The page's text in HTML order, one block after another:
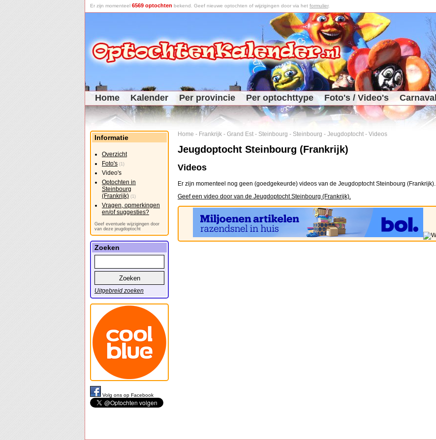
Er zijn momenteel 6569 optochten bekend. Geef nieuwe optochten of wijzigingen door via het formulier.
Home Kalender Per provincie Per optochttype Foto's / Video's Carnaval
Home - Frankrijk - Grand Est - Steinbourg - Steinbourg - Jeugdoptocht - Videos
Jeugdoptocht Steinbourg (Frankrijk)
Videos
Er zijn momenteel nog geen (goedgekeurde) videos van de Jeugdoptocht Steinbourg (Frankrijk).
Geef een video door van de Jeugdoptocht Steinbourg (Frankrijk).
Informatie
Overzicht
Foto's (1)
Video's
Optochten in
Steinbourg
(Frankrijk) (1)
Vragen, opmerkingen
en/of suggesties?
Geef eventuele wijzigingen door
van deze jeugdoptocht
Zoeken
Uitgebreid zoeken
Volg ons op Facebook